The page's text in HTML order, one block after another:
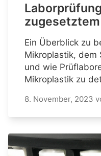
Ein Überblick zu
Mikroplastik, dem
und wie
Mikroplastik zu
8. November, 2023